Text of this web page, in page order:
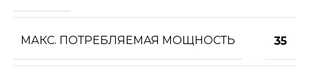
МАКС. ПОТРЕБЛЯЕМАЯ МОЩНОСТЬ 35